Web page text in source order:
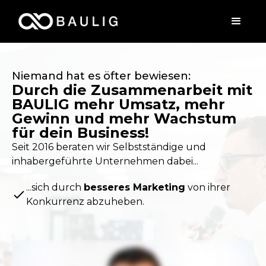
Niemand hat es öfter bewiesen:
Durch die Zusammenarbeit mit
BAULIG mehr Umsatz, mehr
Gewinn und mehr Wachstum
für dein Business!
Seit 2016 beraten wir Selbstständige und
inhabergeführte Unternehmen dabei...
...sich durch besseres Marketing von ihrer
Konkurrenz abzuheben.
Umsatzwachstum zu erzielen.